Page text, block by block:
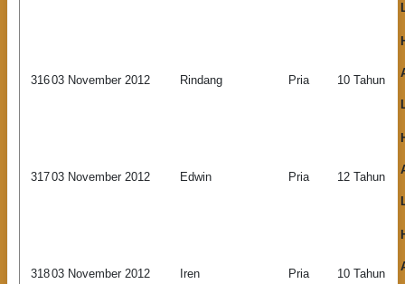
31603 November 2012 Rindang Pria 10 Tahun
31703 November 2012 Edwin Pria 12 Tahun
31803 November 2012 Iren Pria 10 Tahun